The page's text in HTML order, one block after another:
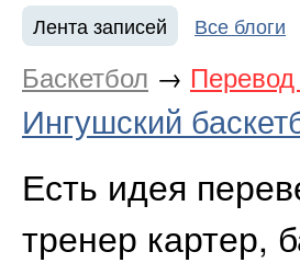
Лента записей Все блоги
Баскетбол →
Ингушский
Есть идея
тренер картер,